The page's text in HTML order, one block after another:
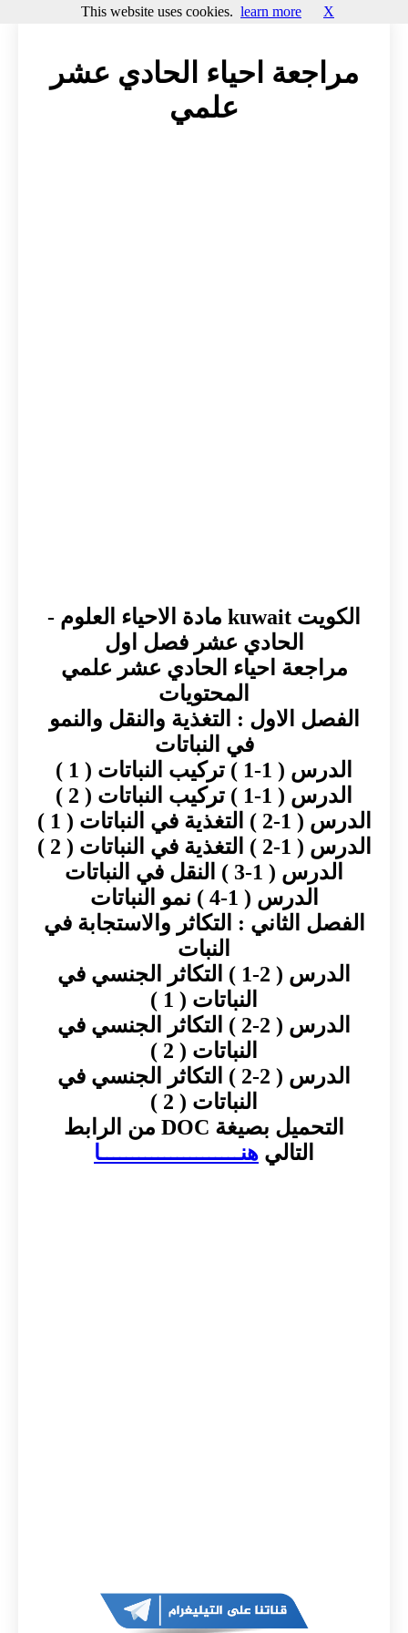
مراجعة احياء الحادي عشر
علمي
الكويت kuwait مادة الاحياء العلوم -
الحادي عشر فصل اول
مراجعة احياء الحادي عشر علمي
المحتويات
الفصل الاول : التغذية والنقل والنمو
في النباتات
الدرس ( 1-1 ) تركيب النباتات ( 1 )
الدرس ( 1-1 ) تركيب النباتات ( 2 )
الدرس ( 1-2 ) التغذية في النباتات ( 1 )
الدرس ( 1-2 ) التغذية في النباتات ( 2 )
الدرس ( 1-3 ) النقل في النباتات
الدرس ( 1-4 ) نمو النباتات
الفصل الثاني : التكاثر والاستجابة في
النبات
الدرس ( 2-1 ) التكاثر الجنسي في
النباتات ( 1 )
الدرس ( 2-2 ) التكاثر الجنسي في
النباتات ( 2 )
الدرس ( 2-2 ) التكاثر الجنسي في
النباتات ( 2 )
التحميل بصيغة DOC من الرابط
التالي هنــــــــــــــــــــــا
This website uses cookies. learn more X